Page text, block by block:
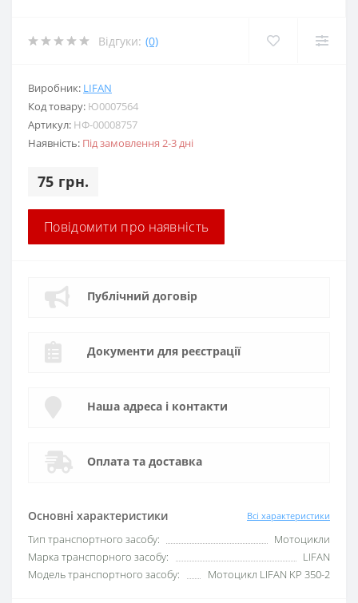
Відгуки: (0)
Виробник: LIFAN
Код товару: Ю0007564
Артикул: НФ-00008757
Наявність: Під замовлення 2-3 дні
75 грн.
Повідомити про наявність
Основні характеристики Всі характеристики
Тип транспортного засобу:
Мотоцикли
Марка транспорного засобу:
LIFAN
Модель транспортного засобу:
Мотоцикл LIFAN KP 350-2
Публічний договір
Документи для реєстрації
Наша адреса і контакти
Оплата та доставка